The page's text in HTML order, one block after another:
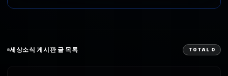
세상소식 게시판 글 목록 TOTAL 0